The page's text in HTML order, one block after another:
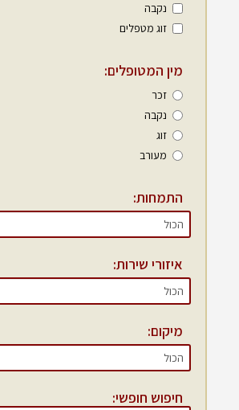
נקבה
זוג מטפלים
מין המטופלים:
זכר
נקבה
זוג
מעורב
התמחות:
איזורי שירות:
מיקום:
חיפוש חופשי: